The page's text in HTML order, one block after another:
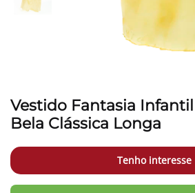
Vestido Fantasia
Bela Clássica Longa
Tenho interesse